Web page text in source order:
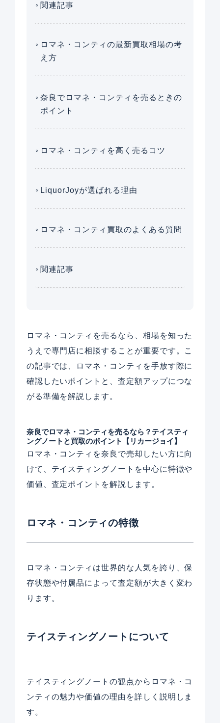
関連記事
ロマネ・コンティの最新買取相場の考
え方
奈良でロマネ・コンティを売るときの
ポイント
ロマネ・コンティを高く売るコツ
LiquorJoyが選ばれる理由
ロマネ・コンティ買取のよくある質問
関連記事
ロマネ・コンティを売るなら、相場を知った
うえで専門店に相談することが重要です。こ
の記事では、ロマネ・コンティを手放す際に
確認したいポイントと、査定額アップにつな
がる準備を解説します。
奈良でロマネ・コンティを売るなら？テイスティ
ングノートと買取のポイント【リカージョイ】
ロマネ・コンティを奈良で売却したい方に向
けて、テイスティングノートを中心に特徴や
価値、査定ポイントを解説します。
ロマネ・コンティの特徴
ロマネ・コンティは世界的な人気を誇り、保
存状態や付属品によって査定額が大きく変わ
ります。
テイスティングノートについて
テイスティングノートの観点からロマネ・コ
ンティの魅力や価値の理由を詳しく説明しま
す。